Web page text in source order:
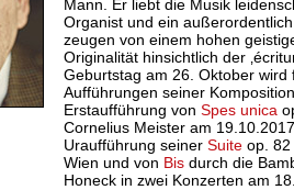
Mann. Er liebt die Musik
Organist und ein
zeugen von einem hohen
Originalität hinsichtlich der
Geburtstag am 26. Oktober wird
Aufführungen seiner
Erstaufführung von Spes unica
Cornelius Meister am
Uraufführung seiner Suiteop. 82
Wien und von Bisdurch die
Honeck in zwei Konzerten am